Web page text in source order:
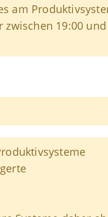
am
zwischen 19:00 und